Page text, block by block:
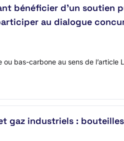
bénéficier d’un soutien
au dialogue
bas-carbone au sens de l’article
gaz industriels :